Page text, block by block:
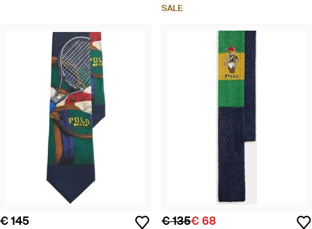
SALE
€ 145 € 135€ 68